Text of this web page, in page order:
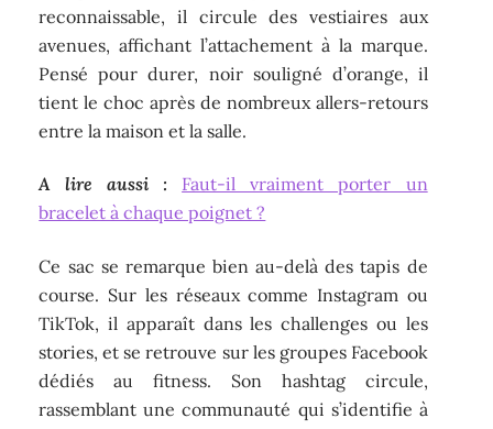
reconnaissable, il circule des vestiaires aux
avenues, affichant l’attachement à la marque.
Pensé pour durer, noir souligné d’orange, il
tient le choc après de nombreux allers-retours
entre la maison et la salle.
A lire aussi :
Faut-il vraiment porter un
bracelet à chaque poignet ?
Ce sac se remarque bien au-delà des tapis de
course. Sur les réseaux comme Instagram ou
TikTok, il apparaît dans les challenges ou les
stories, et se retrouve sur les groupes Facebook
dédiés au fitness. Son hashtag circule,
rassemblant une communauté qui s’identifie à